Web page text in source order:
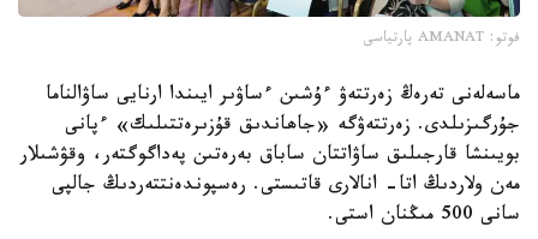
فوتو: AMANAT پارتياسى
ماسەلەنى تەرەڭ زەرتتەۋ ءۇشىن ءساۋىر ايىندا ارنايى ساۋالناما
جۇرگىزىلدى. زەرتتەۋگە «جاھاندىق قۇزىرەتتىلىك» ءپانى
بويىنشا قارجىلىق ساۋاتتان ساباق بەرەتىن پەداگوگتەر، وقۋشىلار
مەن ولاردىڭ اتا- انالارى قاتىستى. رەسپوندەنتتەردىڭ جالپى
سانى 500 مىڭنان استى.